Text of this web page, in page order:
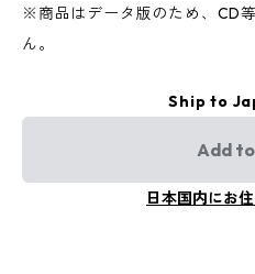
※商品はデータ版のため、CD
ん。
Ship to
Add
日本国内にお